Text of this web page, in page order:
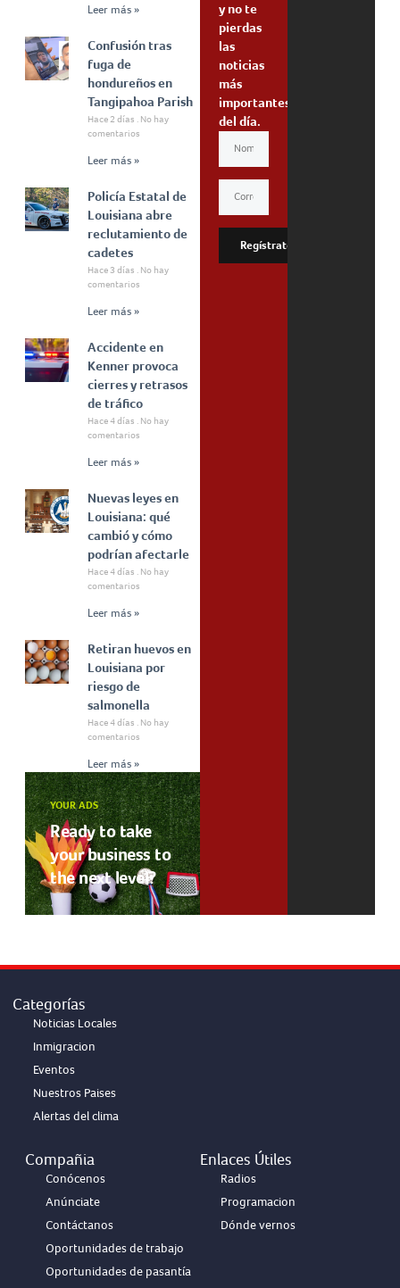
Leer más »
Confusión tras
fuga de
hondureños en
Tangipahoa Parish
Hace 2 días
No hay
comentarios
Leer más »
Policía Estatal de
Louisiana abre
reclutamiento de
cadetes
Hace 3 días
No hay
comentarios
Leer más »
Accidente en
Kenner provoca
cierres y retrasos
de tráfico
Hace 4 días
No hay
comentarios
Leer más »
Nuevas leyes en
Louisiana: qué
cambió y cómo
podrían afectarle
Hace 4 días
No hay
comentarios
Leer más »
Retiran huevos en
Louisiana por
riesgo de
salmonella
Hace 4 días
No hay
comentarios
Leer más »
YOUR ADS
Ready to take
your business to
the next level?
y no te
pierdas
las
noticias
más
importantes
del día.
Regístrate
Categorías
Noticias Locales
Inmigracion
Eventos
Nuestros Paises
Alertas del clima
Compañia
Conócenos
Anúnciate
Contáctanos
Oportunidades de trabajo
Oportunidades de pasantía
Enlaces Útiles
Radios
Programacion
Dónde vernos